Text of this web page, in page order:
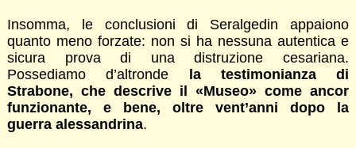
Insomma, le conclusioni di Seralgedin appaiono
quanto meno forzate: non si ha nessuna autentica e
sicura prova di una distruzione cesariana.
Possediamo d’altronde la testimonianza di
Strabone, che descrive il «Museo» come ancor
funzionante, e bene, oltre vent’anni dopo la
guerra alessandrina.